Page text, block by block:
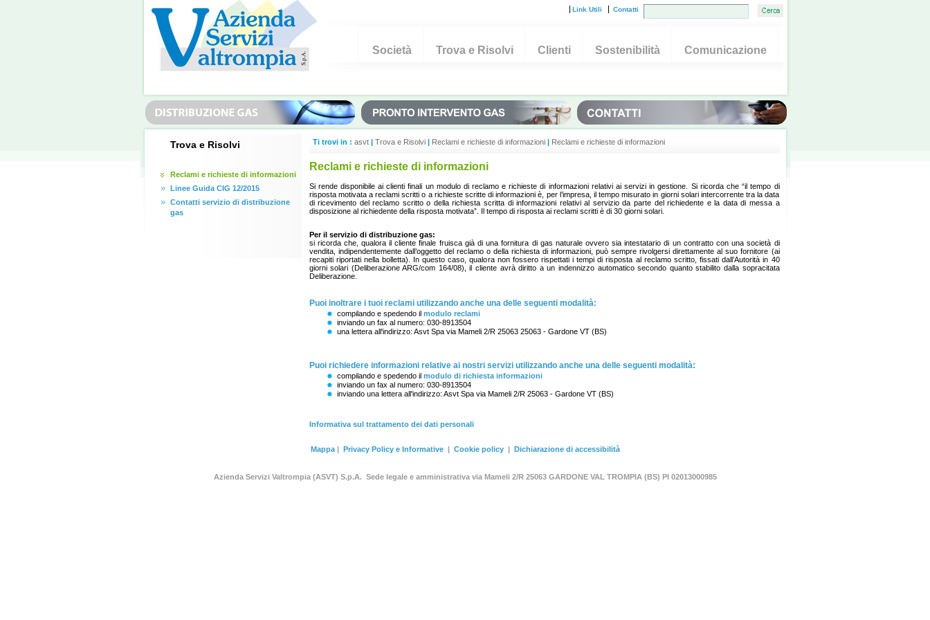
Contatti
Link Utili
Società Trova e Risolvi Clienti Sostenibilità Comunicazione
Trova e Risolvi
Reclami e richieste di informazioni
Linee Guida CIG 12/2015
Contatti servizio di distribuzione
gas
Ti trovi in : asvt | Trova e Risolvi | Reclami e richieste di informazioni | Reclami e richieste di informazioni
Reclami e richieste di informazioni
Si rende disponibile ai clienti finali un modulo di reclamo e richieste di informazioni relativi ai servizi in gestione. Si ricorda che “il tempo di
risposta motivata a reclami scritti o a richieste scritte di informazioni è, per l’impresa, il tempo misurato in giorni solari intercorrente tra la data
di ricevimento del reclamo scritto o della richiesta scritta di informazioni relativi al servizio da parte del richiedente e la data di messa a
disposizione al richiedente della risposta motivata”. Il tempo di risposta ai reclami scritti è di 30 giorni solari.
Per il servizio di distribuzione gas:
si ricorda che, qualora il cliente finale fruisca già di una fornitura di gas naturale ovvero sia intestatario di un contratto con una società di
vendita, indipendentemente dall’oggetto del reclamo o della richiesta di informazioni, può sempre rivolgersi direttamente al suo fornitore (ai
recapiti riportati nella bolletta). In questo caso, qualora non fossero rispettati i tempi di risposta al reclamo scritto, fissati dall’Autorità in 40
giorni solari (Deliberazione ARG/com 164/08), il cliente avrà diritto a un indennizzo automatico secondo quanto stabilito dalla sopracitata
Deliberazione.
Puoi inoltrare i tuoi reclami utilizzando anche una delle seguenti modalità:
compilando e spedendo il modulo reclami
inviando un fax al numero: 030-8913504
una lettera all'indirizzo: Asvt Spa via Mameli 2/R 25063 25063 - Gardone VT (BS)
Puoi richiedere informazioni relative ai nostri servizi utilizzando anche una delle seguenti modalità:
compilando e spedendo il modulo di richiesta informazioni
inviando un fax al numero: 030-8913504
inviando una lettera all'indirizzo: Asvt Spa via Mameli 2/R 25063 - Gardone VT (BS)
Informativa sul trattamento dei dati personali
Mappa| Privacy Policy e Informative| Cookie policy| Dichiarazione di accessibilità
Azienda Servizi Valtrompia (ASVT) S.p.A. Sede legale e amministrativa via Mameli 2/R 25063 GARDONE VAL TROMPIA (BS) PI 02013000985